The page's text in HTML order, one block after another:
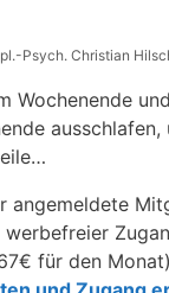
Psych. Christian
Wochenende
angemeldete
für den